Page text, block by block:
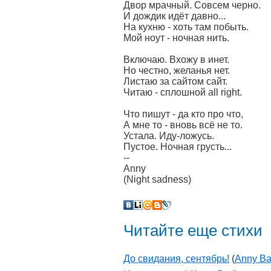
Двор мрачный. Совсем черно.
И дождик идёт давно...
На кухню - хоть там побыть.
Мой ноут - ночная нить.
Включаю. Вхожу в инет.
Но честно, желанья нет.
Листаю за сайтом сайт.
Читаю - сплошной all right.
Что пишут - да кто про что,
А мне то - вновь всё не то.
Устала. Иду-ложусь.
Пустое. Ночная грусть...
--
Anny
(Night sadness)
Читайте еще стихи
До свидания, сентябрь! (Anny